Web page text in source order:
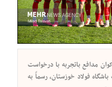
مدافع باتجربه با درخواست
فولاد خوزستان، رسماً به